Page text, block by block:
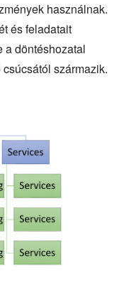
használnak.
és feladatait
a döntéshozatal
származik.